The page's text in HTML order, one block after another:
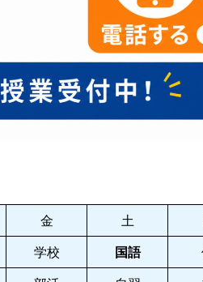
金 土
学校 国語